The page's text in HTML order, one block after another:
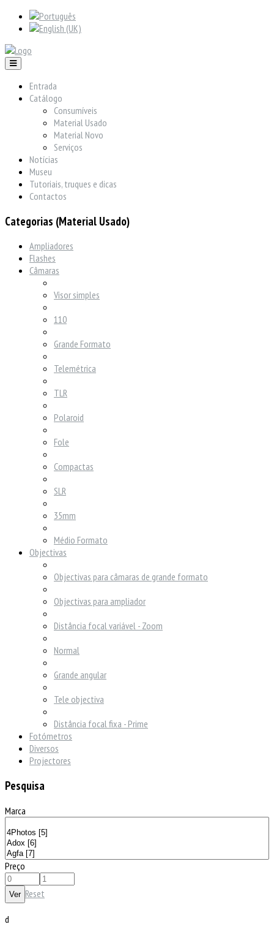
Entrada
Catálogo
Consumíveis
Material Usado
Material Novo
Serviços
Notícias
Museu
Tutoriais, truques e dicas
Contactos
Categorias (Material Usado)
Ampliadores
Flashes
Câmaras
Visor simples
110
Grande Formato
Telemétrica
TLR
Polaroid
Fole
Compactas
SLR
35mm
Médio Formato
Objectivas
Objectivas para câmaras de grande formato
Objectivas para ampliador
Distância focal variável - Zoom
Normal
Grande angular
Tele objectiva
Distância focal fixa - Prime
Fotómetros
Diversos
Projectores
Pesquisa
Marca
Preço
Reset
d